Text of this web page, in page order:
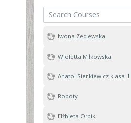
Search Courses
Iwona Zedlewska
Wioletta Miłkowska
Anatol Sienkiewicz klasa II
Roboty
Elżbieta Orbik